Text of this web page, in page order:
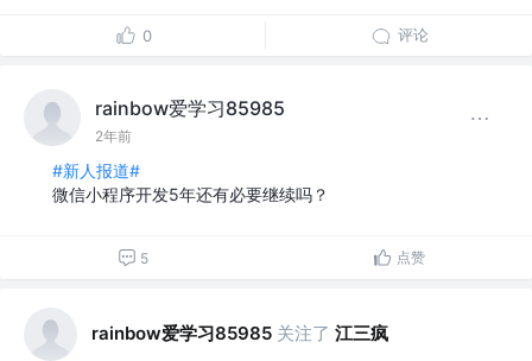
0 评论
rainbow爱学习85985
2年前
#新人报道#
微信小程序开发5年还有必要继续吗？
5 点赞
rainbow爱学习85985 关注了 江三疯